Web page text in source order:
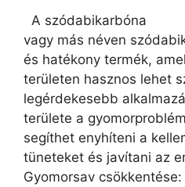
A szódabikarbóna
vagy más néven
és hatékony termék,
területen hasznos lehet
legérdekesebb
területe a
segíthet enyhíteni a
tüneteket és javítani az
Gyomorsav csökkentése: